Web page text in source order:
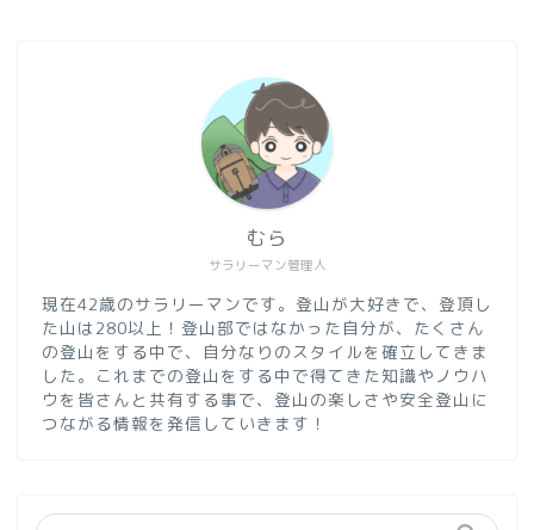
サラリーマン管理人
むら
現在42歳のサラリーマンです。登山が大好きで、登頂し
た山は280以上！登山部ではなかった自分が、たくさん
の登山をする中で、自分なりのスタイルを確立してきま
した。これまでの登山をする中で得てきた知識やノウハ
ウを皆さんと共有する事で、登山の楽しさや安全登山に
つながる情報を発信していきます！